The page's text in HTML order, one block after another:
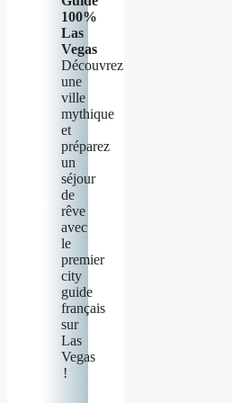
100%
Las
Vegas
Découvrez
une
ville
mythique
et
préparez
un
séjour
de
rêve
avec
le
premier
city
guide
français
sur
Las
Vegas
!